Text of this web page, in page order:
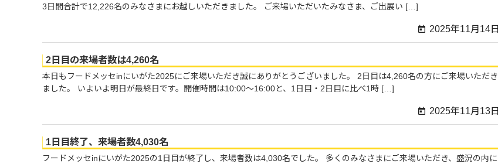
3日間合計で12,226名のみなさまにお越しいただきました。 ご来場いただいたみなさま、ご出展い […]
2025年11月14日
2日目の来場者数は4,260名
本日もフードメッセinにいがた2025にご来場いただき誠にありがとうございました。 2日目は4,260名の方にご来場いただき
ました。 いよいよ明日が最終日です。開催時間は10:00～16:00と、1日目・2日目に比べ1時 […]
2025年11月13日
1日目終了、来場者数4,030名
フードメッセinにいがた2025の1日目が終了し、来場者数は4,030名でした。 多くのみなさまにご来場いただき、盛況の内に